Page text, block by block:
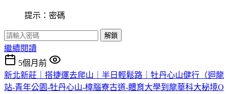
提示：密碼
解鎖
繼續閱讀
5個月前
新北新莊｜搭捷運去爬山｜半日輕鬆路｜牡丹心山健行（迴龍
站-青年公園-牡丹心山-樟腦寮古道-體育大學到龍華科大秘境O